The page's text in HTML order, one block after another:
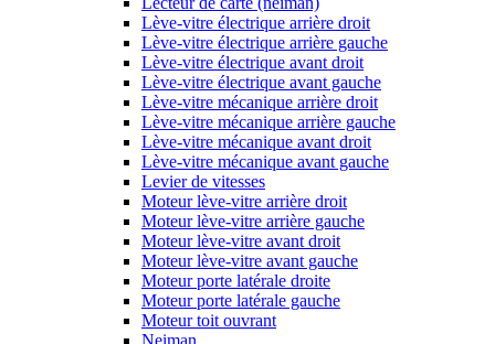
Lève-vitre électrique arrière droit
Lève-vitre électrique arrière gauche
Lève-vitre électrique avant droit
Lève-vitre électrique avant gauche
Lève-vitre mécanique arrière droit
Lève-vitre mécanique arrière gauche
Lève-vitre mécanique avant droit
Lève-vitre mécanique avant gauche
Levier de vitesses
Moteur lève-vitre arrière droit
Moteur lève-vitre arrière gauche
Moteur lève-vitre avant droit
Moteur lève-vitre avant gauche
Moteur porte latérale droite
Moteur porte latérale gauche
Moteur toit ouvrant
Neiman